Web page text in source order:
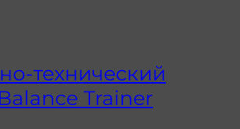
технический
Trainer